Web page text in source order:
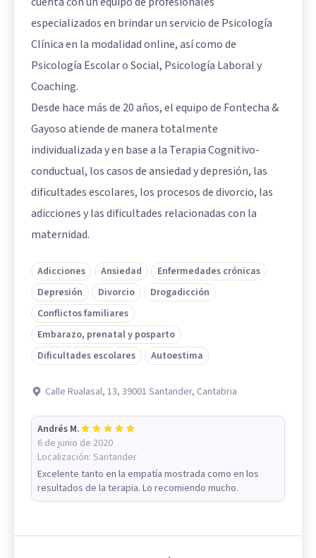
especializados en brindar un servicio de Psicología
Clínica en la modalidad online, así como de
Psicología Escolar o Social, Psicología Laboral y
Coaching.
Desde hace más de 20 años, el equipo de Fontecha &
Gayoso atiende de manera totalmente
individualizada y en base a la Terapia Cognitivo-
conductual, los casos de ansiedad y depresión, las
dificultades escolares, los procesos de divorcio, las
adicciones y las dificultades relacionadas con la
maternidad.
Adicciones Ansiedad
Enfermedades crónicas
Depresión
Divorcio
Drogadicción
Conflictos familiares
Embarazo, prenatal y posparto
Dificultades escolares
Autoestima
Calle Rualasal, 13, 39001 Santander, Cantabria
Andrés M.
6 de junio de 2020
Localización: Santander
Excelente tanto en la empatía mostrada como en los
resultados de la terapia. Lo recomiendo mucho.